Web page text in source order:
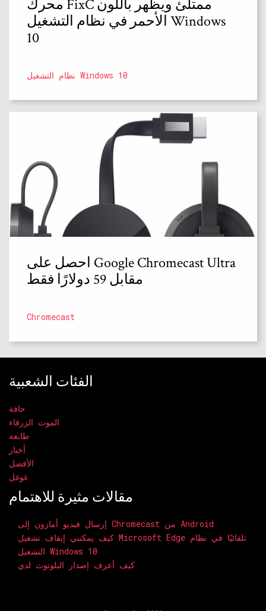
محرك FixC ممتلئ ويظهر باللون
الأحمر في نظام التشغيل Windows
10
نظام التشغيل Windows 10
احصل على Google Chromecast Ultra
مقابل 59 دولارًا فقط
Chromecast
الفئات الشعبية
حافة
الموت الزرقاء
طابعة
أخبار
الأفضل
غوغل
مقالات مثيرة للاهتمام
إرسال فيديو أمازون إلى Chromecast من Android
كيف يمكنني إيقاف تشغيل Microsoft Edge تلقائيًا في نظام
التشغيل Windows 10
كيف أعرف إصدار البلوتوث لدي